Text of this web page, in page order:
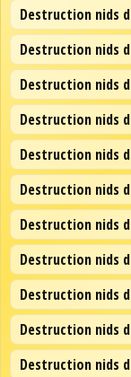
Destruction nids
Destruction nids
Destruction nids
Destruction nids
Destruction nids
Destruction nids
Destruction nids
Destruction nids
Destruction nids
Destruction nids
Destruction nids